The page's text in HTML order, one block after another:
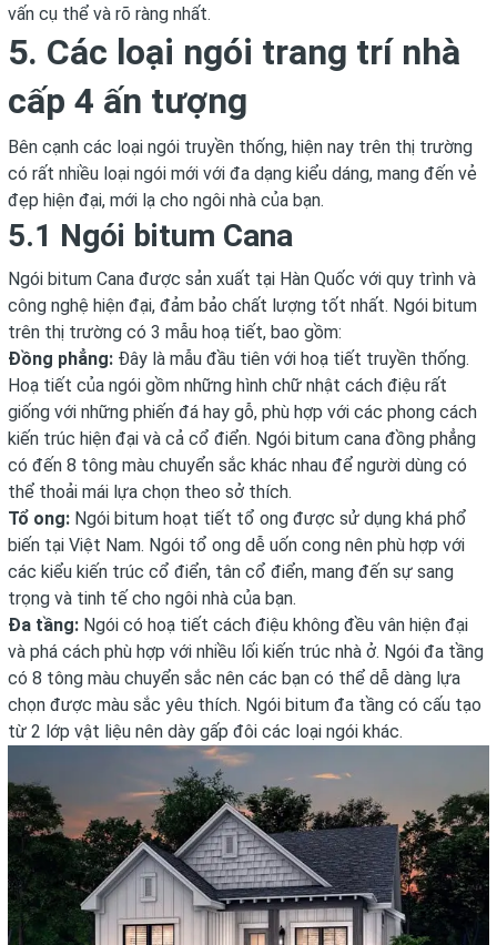
vấn cụ thể và rõ ràng nhất.
5. Các loại ngói trang trí nhà
cấp 4 ấn tượng
Bên cạnh các loại ngói truyền thống, hiện nay trên thị trường
có rất nhiều loại ngói mới với đa dạng kiểu dáng, mang đến vẻ
đẹp hiện đại, mới lạ cho ngôi nhà của bạn.
5.1 Ngói bitum Cana
Ngói bitum Cana được sản xuất tại Hàn Quốc với quy trình và
công nghệ hiện đại, đảm bảo chất lượng tốt nhất. Ngói bitum
trên thị trường có 3 mẫu hoạ tiết, bao gồm:
Đồng phẳng: Đây là mẫu đầu tiên với hoạ tiết truyền thống.
Hoạ tiết của ngói gồm những hình chữ nhật cách điệu rất
giống với những phiến đá hay gỗ, phù hợp với các phong cách
kiến trúc hiện đại và cả cổ điển. Ngói bitum cana đồng phẳng
có đến 8 tông màu chuyển sắc khác nhau để người dùng có
thể thoải mái lựa chọn theo sở thích.
Tổ ong: Ngói bitum hoạt tiết tổ ong được sử dụng khá phổ
biến tại Việt Nam. Ngói tổ ong dễ uốn cong nên phù hợp với
các kiểu kiến trúc cổ điển, tân cổ điển, mang đến sự sang
trọng và tinh tế cho ngôi nhà của bạn.
Đa tầng: Ngói có hoạ tiết cách điệu không đều vân hiện đại
và phá cách phù hợp với nhiều lối kiến trúc nhà ở. Ngói đa tầng
có 8 tông màu chuyển sắc nên các bạn có thể dễ dàng lựa
chọn được màu sắc yêu thích. Ngói bitum đa tầng có cấu tạo
từ 2 lớp vật liệu nên dày gấp đôi các loại ngói khác.